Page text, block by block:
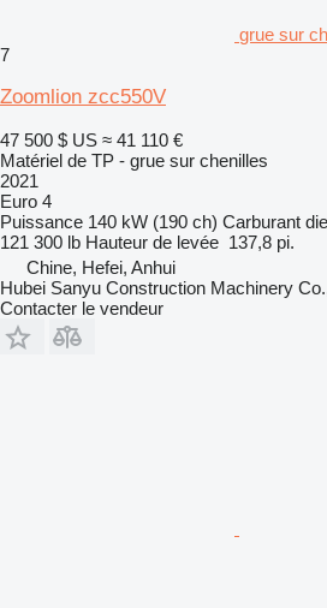
grue sur
7
Zoomlion zcc550V
47 500 $ US ≈ 41 110 €
Matériel de TP - grue sur chenilles
2021
Euro 4
Puissance 140 kW (190 ch) Carburant
121 300 lb Hauteur de levée 137,8 pi.
Chine, Hefei, Anhui
Hubei Sanyu Construction Machinery
Contacter le vendeur